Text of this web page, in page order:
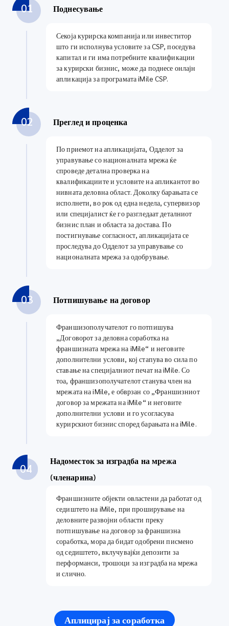
01 Поднесување
Секоја курирска компанија или инвеститор
што ги исполнува условите за CSP, поседува
капитал и ги има потребните квалификации
за курирски бизнис, може да поднесе онлајн
апликација за програмата iMile CSP.
02 Преглед и проценка
По приемот на апликацијата, Одделот за
управување со националната мрежа ќе
спроведе детална проверка на
квалификациите и условите на апликантот во
нивната деловна област. Доколку барањата се
исполнети, во рок од една недела, супервизор
или специјалист ќе го разгледаат деталниот
бизнис план и областа за достава. По
постигнување согласност, апликацијата се
проследува до Одделот за управување со
националната мрежа за одобрување.
03 Потпишување на договор
Франшизополучателот го потпишува
„Договорот за деловна соработка на
франшизната мрежа на iMile“ и неговите
дополнителни услови, кој стапува во сила по
ставање на специјалниот печат на iMile. Со
тоа, франшизополучателот станува член на
мрежата на iMile, е обврзан со „Франшизниот
договор за мрежата на iMile“ и неговите
дополнителни услови и го усогласува
курирскиот бизнис според барањата на iMile.
04
Надоместок за изградба на мрежа
(членарина)
Франшизните објекти овластени да работат од
седиштето на iMile, при проширување на
деловните развојни области преку
потпишување на договор за франшизна
соработка, мора да бидат одобрени писмено
од седиштето, вклучувајќи депозити за
перформанси, трошоци за изградба на мрежа
и слично.
Аплицирај за соработка